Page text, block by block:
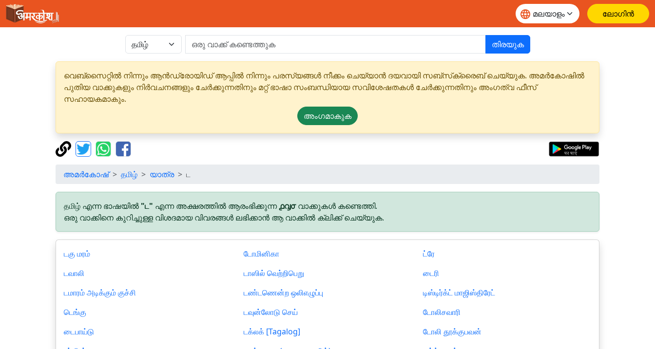
ലോഗിൻ
തിരയുക
വെബ്‌സൈറ്റിൽ നിന്നും ആൻഡ്രോയിഡ് ആപ്പിൽ നിന്നും പരസ്യങ്ങൾ നീക്കം ചെയ്യാൻ ദയവായി സബ്‌സ്‌ക്രൈബ് ചെയ്യുക. അമർകോഷിൽ
പുതിയ വാക്കുകളും നിർവചനങ്ങളും ചേർക്കുന്നതിനും മറ്റ് ഭാഷാ സംബന്ധിയായ സവിശേഷതകൾ ചേർക്കുന്നതിനും അംഗത്വ ഫീസ്
സഹായകമാകും.
അംഗമാകുക
അമർകോഷ് தமிழ் യാത്ര ட
தமிழ் എന്ന ഭാഷയിൽ "ட" എന്ന അക്ഷരത്തിൽ ആരംഭിക്കുന്ന൧൮൦വാക്കുകൾ കണ്ടെത്തി.
ഒരു വാക്കിനെ കുറിച്ചുള്ള വിശദമായ വിവരങ്ങൾ ലഭിക്കാൻ ആ വാക്കിൽ ക്ലിക്ക് ചെയ്യുക.
டகு மரம்
டவாலி
டமாரம் அடிக்கும் குச்சி
டெங்கு
டைபாய்டு
டோமினிகா
டாஸில் வெற்றிபெறு
டண்டணென்ற ஒலிஎழுப்பு
டவுன்லோடு செய்
டக்லக் [Tagalog]
ட்ரே
டைரி
டிஸ்டிர்க்ட் மாஜிஸ்திரேட்
டோலிசவாரி
டோலி தூக்குபவன்